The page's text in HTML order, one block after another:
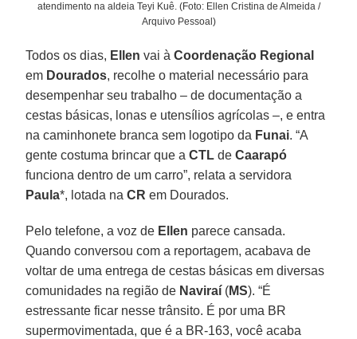
atendimento na aldeia Teyi Kuê. (Foto: Ellen Cristina de Almeida /
Arquivo Pessoal)
Todos os dias, Ellen vai àCoordenação Regional
em Dourados, recolhe o material necessário para
desempenhar seu trabalho – de documentação a
cestas básicas, lonas e utensílios agrícolas –, e entra
na caminhonete branca sem logotipo da Funai. “A
gente costuma brincar que a CTL deCaarapó
funciona dentro de um carro”, relata a servidora
Paula*, lotada naCR em Dourados.
Pelo telefone, a voz de Ellen parece cansada.
Quando conversou com a reportagem, acabava de
voltar de uma entrega de cestas básicas em diversas
comunidades na região de Naviraí (MS). “É
estressante ficar nesse trânsito. É por uma BR
supermovimentada, que é a BR-163, você acaba